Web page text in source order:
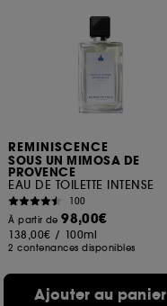
REMINISCENCE
SOUS UN MIMOSA DE
PROVENCE
EAU DE TOILETTE INTENSE
100
À partir de98,00€
138,00€ / 100ml
2 contenances disponibles
Ajouter au panier